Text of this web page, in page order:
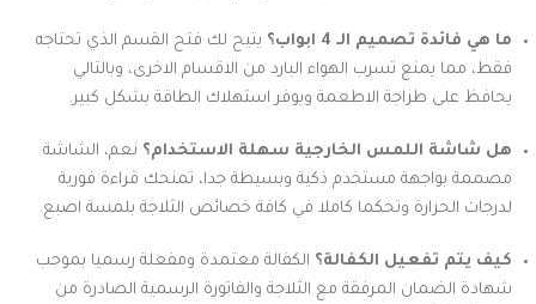
ما هي فائدة تصميم الـ 4 ابواب؟
يتيح لك فتح القسم الذي تحتاجه
فقط، مما يمنع تسرب الهواء البارد من الاقسام الاخرى، وبالتالي
يحافظ على طزاجة الاطعمة ويوفر استهلاك الطاقة بشكل كبير.
هل شاشة اللمس الخارجية سهلة الاستخدام؟ نعم، الشاشة
مصممة بواجهة مستخدم ذكية وبسيطة جدا، تمنحك قراءة فورية
لدرجات الحرارة وتحكما كاملا في كافة خصائص الثلاجة بلمسة اصبع.
كيف يتم تفعيل الكفالة؟ الكفالة معتمدة ومفعلة رسميا بموجب
شهادة الضمان المرفقة مع الثلاجة والفاتورة الرسمية الصادرة من